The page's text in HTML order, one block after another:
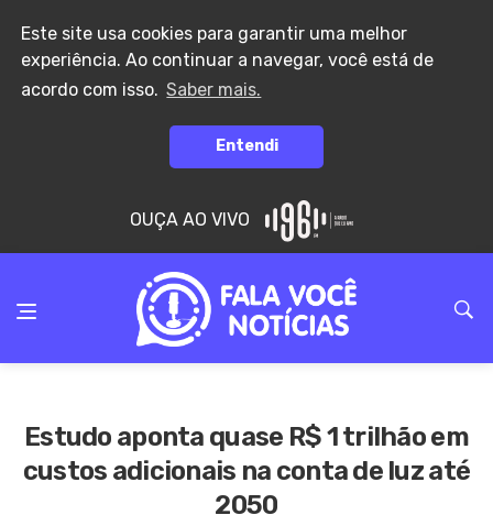
Este site usa cookies para garantir uma melhor
experiência. Ao continuar a navegar, você está de
acordo com isso. Saber mais.
Entendi
OUÇA AO VIVO
Estudo aponta quase R$ 1 trilhão em
custos adicionais na conta de luz até
2050